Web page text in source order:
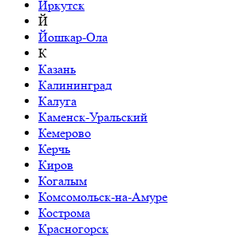
Иркутск
Й
Йошкар-Ола
К
Казань
Калининград
Калуга
Каменск-Уральский
Кемерово
Керчь
Киров
Когалым
Комсомольск-на-Амуре
Кострома
Красногорск